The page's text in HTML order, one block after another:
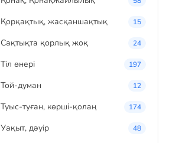
Қорқақтық, жасқаншақтық 15
Сақтықта қорлық жоқ 24
Тіл өнері 197
Той-думан 12
Туыс-туған, көрші-қолаң 174
Уақыт, дәуір 48